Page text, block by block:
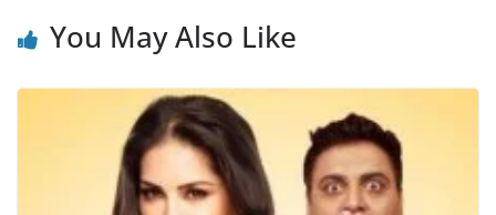
You May Also Like